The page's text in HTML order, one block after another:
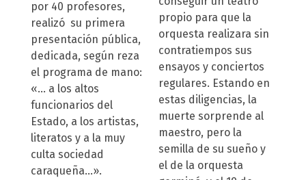
por 40 profesores,
realizó su primera
presentación pública,
dedicada, según reza
el programa de mano:
«… a los altos
funcionarios del
Estado, a los artistas,
literatos y a la muy
culta sociedad
caraqueña…».
propio para que la
orquesta realizara sin
contratiempos sus
ensayos y conciertos
regulares. Estando en
estas diligencias, la
muerte sorprende al
maestro, pero la
semilla de su sueño y
el de la orquesta